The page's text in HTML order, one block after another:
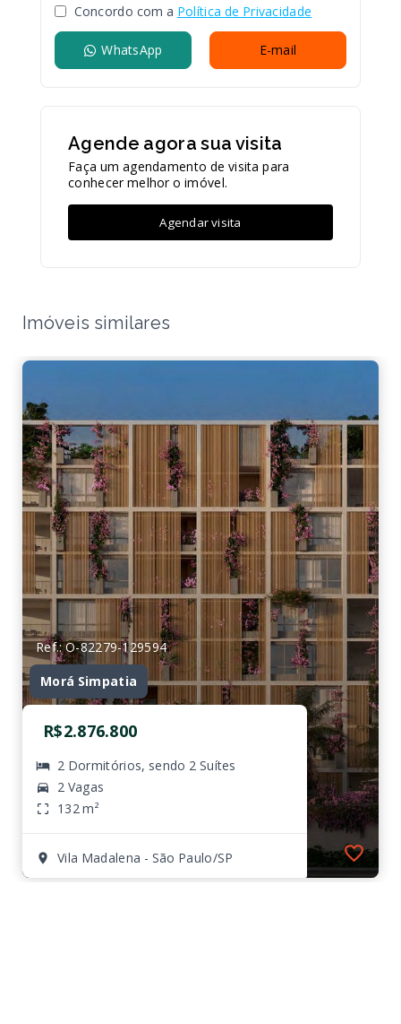
Concordo com a Política de Privacidade
WhatsApp E-mail
Agende agora sua visita
Faça um agendamento de visita para
conhecer melhor o imóvel.
Agendar visita
Imóveis similares
Ref.: O-82279-129594
Morá Simpatia
R$2.876.800
2 Dormitórios, sendo 2 Suítes
2 Vagas
132 m²
Vila Madalena - São Paulo/SP